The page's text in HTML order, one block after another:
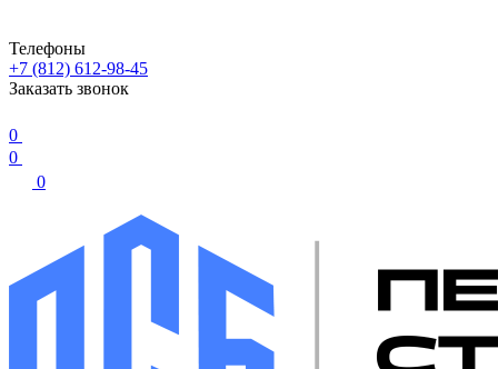
Телефоны
+7 (812) 612-98-45
Заказать звонок
0
0
0